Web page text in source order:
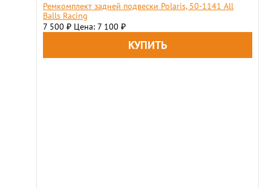
Ремкомплект задней подвески Polaris, 50-1141 All
Balls Racing
7 500 ₽ Цена: 7 100 ₽